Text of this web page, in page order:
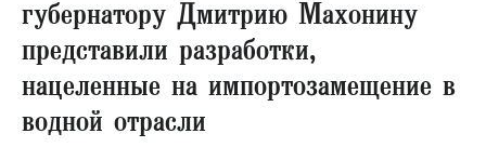
Социальная поддержка
Инфраструктура
Благоустройство
губернатору Дмитрию Махонину
представили разработки,
нацеленные на импортозамещение в
водной отрасли